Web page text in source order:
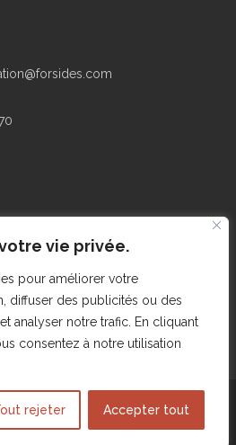
vie privée.
pour améliorer votre
diffuser des publicités ou des
analyser notre trafic. En cliquant
consentez à notre utilisation
rejeter Accepter tout
found
réalisé par DIGICONSEIL